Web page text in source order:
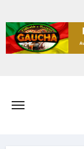
to
content